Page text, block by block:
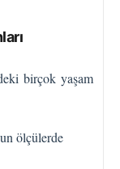
birçok yaşam
ölçülerde